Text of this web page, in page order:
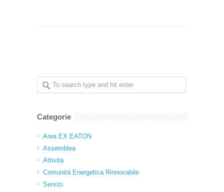
Categorie
Area EX EATON
Assemblea
Attività
Comunità Energetica Rinnovabile
Servizi